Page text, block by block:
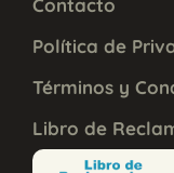
Política de
Términos y
Libro de